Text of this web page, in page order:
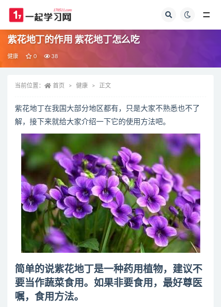
紫花地丁的作用 紫花地丁怎么吃
健康 0 38
当前位置： 首页 健康 正文
紫花地丁在我国大部分地区都有，只是大家不熟悉也不了
解，接下来就给大家介绍一下它的使用方法吧。
简单的说紫花地丁是一种药用植物，建议不
要当作蔬菜食用。如果非要食用，最好尊医
嘱，食用方法。